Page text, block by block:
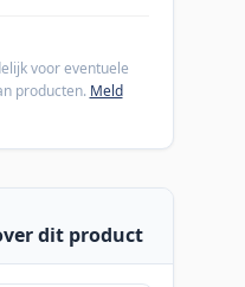
voor eventuele
producten. Meld
dit product